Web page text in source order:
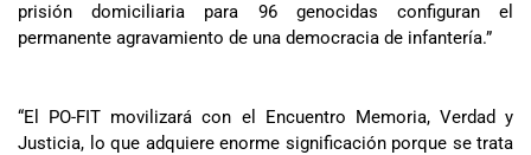
prisión domiciliaria para 96 genocidas configuran el
permanente agravamiento de una democracia de infantería.”
“El PO-FIT movilizará con el Encuentro Memoria, Verdad y
Justicia, lo que adquiere enorme significación porque se trata